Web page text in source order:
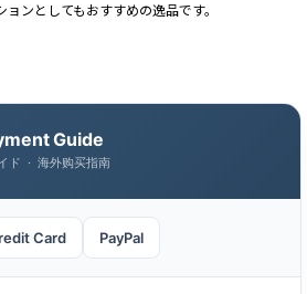
ンとしてもおすすめの逸品です。
Guide
ド · 海外购买指南
Card PayPal